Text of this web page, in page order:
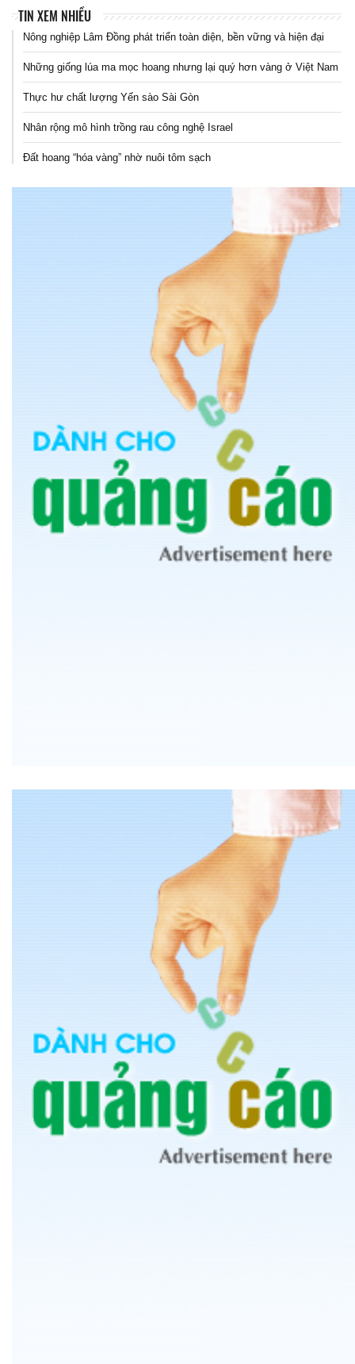
TIN XEM NHIỀU
Nông nghiệp Lâm Đồng phát triển toàn diện, bền vững và hiện đại
Những giống lúa ma mọc hoang nhưng lại quý hơn vàng ở Việt Nam
Thực hư chất lượng Yến sào Sài Gòn
Nhân rộng mô hình trồng rau công nghệ Israel
Đất hoang “hóa vàng” nhờ nuôi tôm sạch